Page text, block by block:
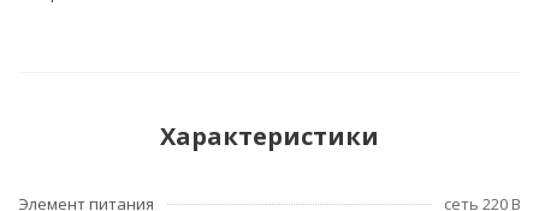
Характеристики
Элемент питания
сеть 220 В